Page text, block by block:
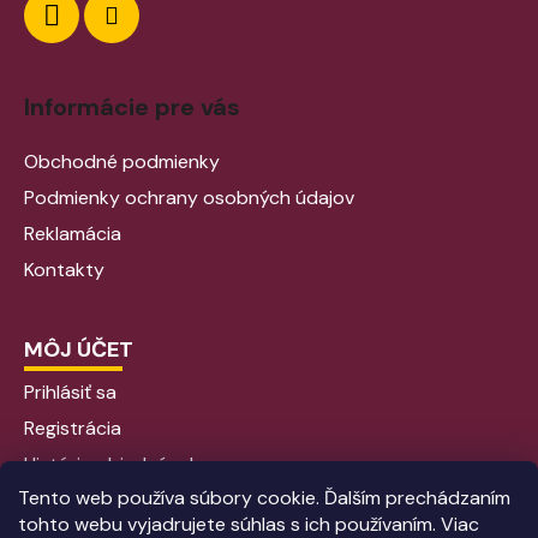
Tento web používa súbory cookie. Ďalším prechádzaním
tohto webu vyjadrujete súhlas s ich používaním. Viac
Informácie pre vás
Obchodné podmienky
Podmienky ochrany osobných údajov
Reklamácia
Kontakty
MÔJ ÚČET
Prihlásiť sa
Registrácia
História objednávok